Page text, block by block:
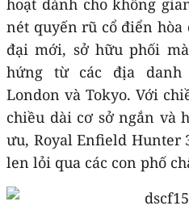
nét quyến rũ cổ điển
đại mới, sở hữu phối
hứng từ các địa danh
London và Tokyo. Với
chiều dài cơ sở ngắn và
ưu, Royal Enfield
len lỏi qua các con phố